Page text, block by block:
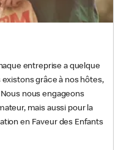
entreprise a quelque
grâce à nos hôtes,
nous engageons
mais aussi pour la
en Faveur des Enfants